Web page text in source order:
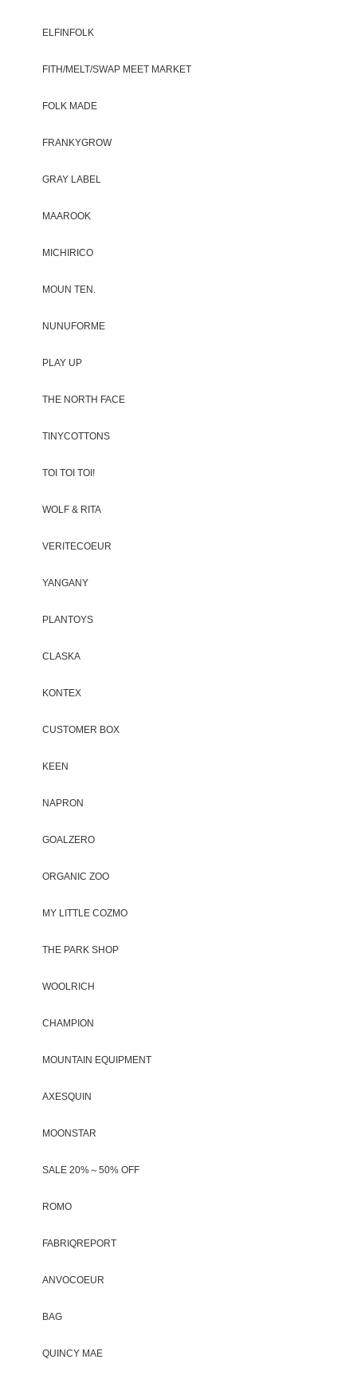
ELFINFOLK
FITH/MELT/SWAP MEET MARKET
FOLK MADE
FRANKYGROW
GRAY LABEL
MAAROOK
MICHIRICO
MOUN TEN.
NUNUFORME
PLAY UP
THE NORTH FACE
TINYCOTTONS
TOI TOI TOI!
WOLF & RITA
VERITECOEUR
YANGANY
PLANTOYS
CLASKA
KONTEX
CUSTOMER BOX
KEEN
NAPRON
GOALZERO
ORGANIC ZOO
MY LITTLE COZMO
THE PARK SHOP
WOOLRICH
CHAMPION
MOUNTAIN EQUIPMENT
AXESQUIN
MOONSTAR
SALE 20%～50% OFF
ROMO
FABRIQREPORT
ANVOCOEUR
BAG
QUINCY MAE